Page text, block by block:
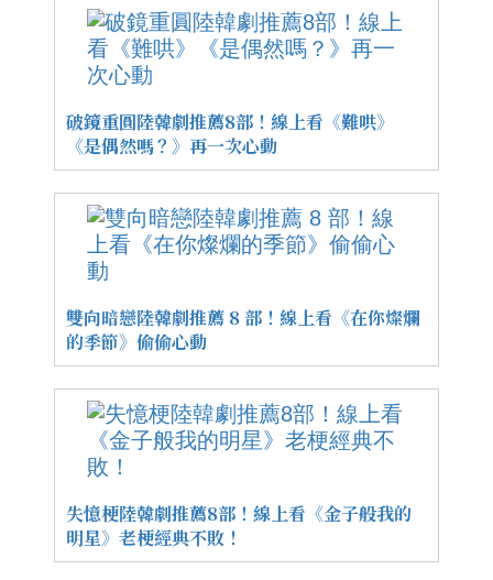
破鏡重圓陸韓劇推薦8部！線上看《難哄》
《是偶然嗎？》再一次心動
雙向暗戀陸韓劇推薦 8 部！線上看《在你燦爛
的季節》偷偷心動
失憶梗陸韓劇推薦8部！線上看《金子般我的
明星》老梗經典不敗！